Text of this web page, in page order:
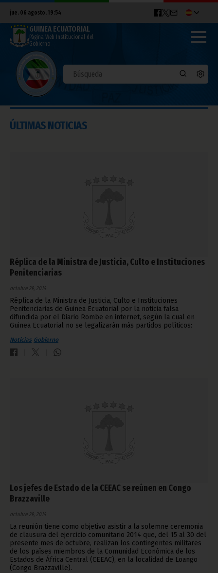
jue. 06 agosto, 19:54
GUINEA ECUATORIAL
Página Web Institucional del
Gobierno
ÚLTIMAS NOTICIAS
Réplica de la Ministra de Justicia, Culto e Instituciones
Penitenciarias
octubre 29, 2014
Réplica de la Ministra de Justicia, Culto e Instituciones
Penitenciarias de Guinea Ecuatorial por la noticia falsa
difundida por el Diario Rombe en internet, según la cual en
Guinea Ecuatorial no se legalizarán más partidos políticos:
Noticias Gobierno
Los jefes de Estado de la CEEAC se reúnen en Congo
Brazzaville
octubre 29, 2014
La reunión tiene como objetivo asistir a la solemne ceremonia
de clausura del ejercicio comunitario 2014 que, del 15 al 30 del
presente mes de octubre, realizan los contingentes militares
de los países miembros de la Comunidad Económica de los
Estados de África Central (CEEAC), en la localidad de Loango
(Congo Brazzaville).